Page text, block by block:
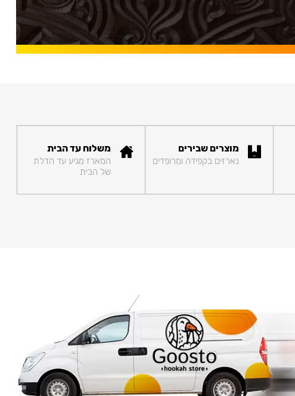
מוצרים שבירים
נארזים בקפידה ומרופדים
משלוח עד הבית
המארז מגיע עד הדלת
של הבית